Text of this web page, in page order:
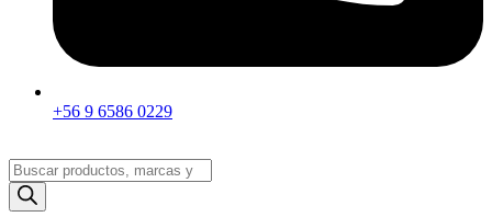
+56 9 6586 0229
Búsqueda
de
productos